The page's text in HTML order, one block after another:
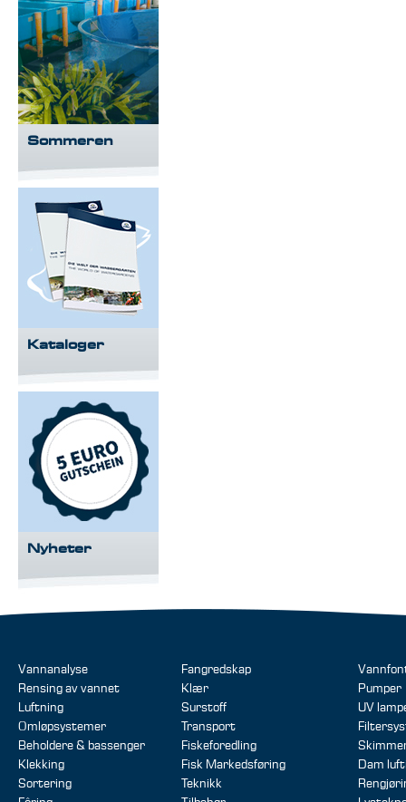
Sommeren
Kataloger
Nyheter
Vannanalyse
Rensing av vannet
Luftning
Omløpsystemer
Beholdere & bassenger
Klekking
Sortering
Fangredskap
Klær
Surstoff
Transport
Fiskeforedling
Fisk Markedsføring
Teknikk
Pumper
UV
Dam